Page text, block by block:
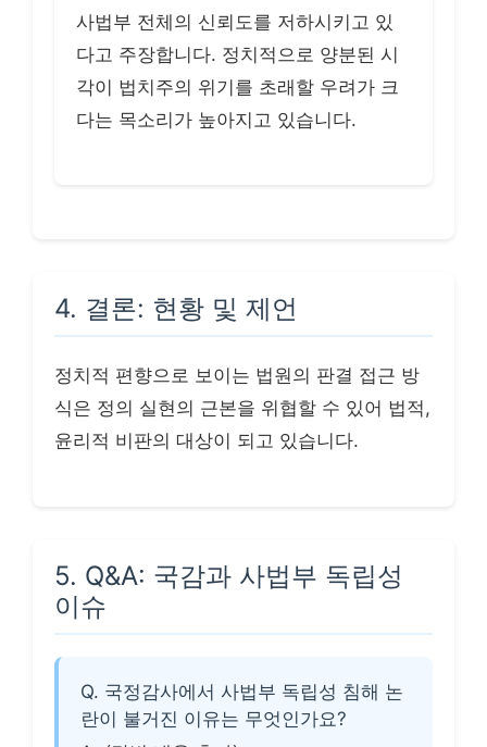
사법부 전체의 신뢰도를 저하시키고 있
다고 주장합니다. 정치적으로 양분된 시
각이 법치주의 위기를 초래할 우려가 크
다는 목소리가 높아지고 있습니다.
4. 결론: 현황 및 제언
정치적 편향으로 보이는 법원의 판결 접근 방
식은 정의 실현의 근본을 위협할 수 있어 법적,
윤리적 비판의 대상이 되고 있습니다.
5. Q&A: 국감과 사법부 독립성
이슈
Q. 국정감사에서 사법부 독립성 침해 논
란이 불거진 이유는 무엇인가요?